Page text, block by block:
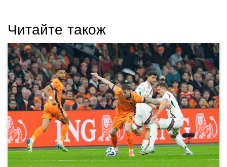
Читайте також